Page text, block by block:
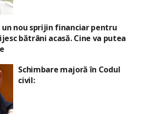
nou sprijin financiar pentru
bătrâni acasă. Cine va putea
Schimbare majoră în Codul
civil: